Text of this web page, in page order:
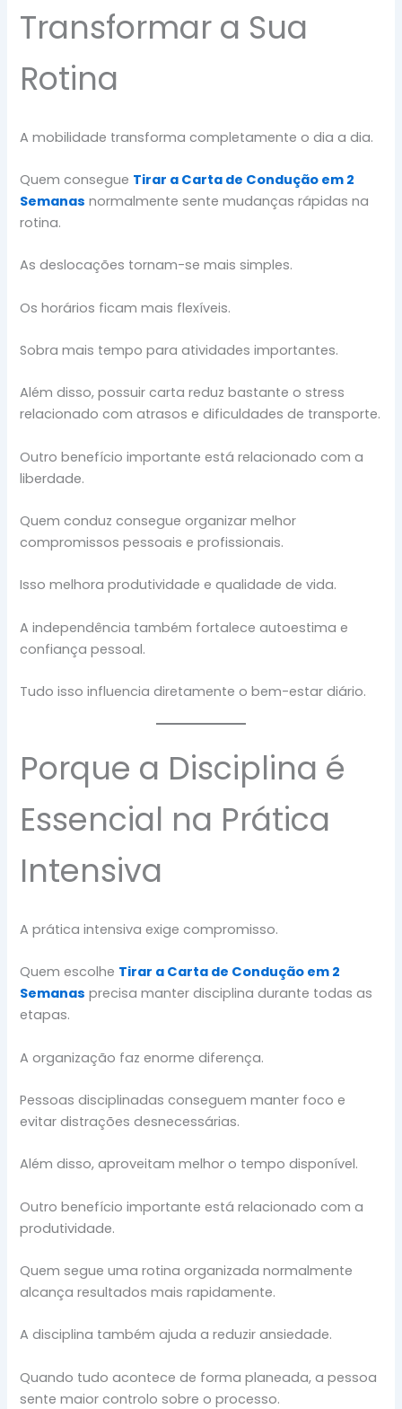
Transformar a Sua
Rotina
A mobilidade transforma completamente o dia a dia.
Quem consegue Tirar a Carta de Condução em 2
Semanas normalmente sente mudanças rápidas na
rotina.
As deslocações tornam-se mais simples.
Os horários ficam mais flexíveis.
Sobra mais tempo para atividades importantes.
Além disso, possuir carta reduz bastante o stress
relacionado com atrasos e dificuldades de transporte.
Outro benefício importante está relacionado com a
liberdade.
Quem conduz consegue organizar melhor
compromissos pessoais e profissionais.
Isso melhora produtividade e qualidade de vida.
A independência também fortalece autoestima e
confiança pessoal.
Tudo isso influencia diretamente o bem-estar diário.
Porque a Disciplina é
Essencial na Prática
Intensiva
A prática intensiva exige compromisso.
Quem escolhe Tirar a Carta de Condução em 2
Semanas precisa manter disciplina durante todas as
etapas.
A organização faz enorme diferença.
Pessoas disciplinadas conseguem manter foco e
evitar distrações desnecessárias.
Além disso, aproveitam melhor o tempo disponível.
Outro benefício importante está relacionado com a
produtividade.
Quem segue uma rotina organizada normalmente
alcança resultados mais rapidamente.
A disciplina também ajuda a reduzir ansiedade.
Quando tudo acontece de forma planeada, a pessoa
sente maior controlo sobre o processo.